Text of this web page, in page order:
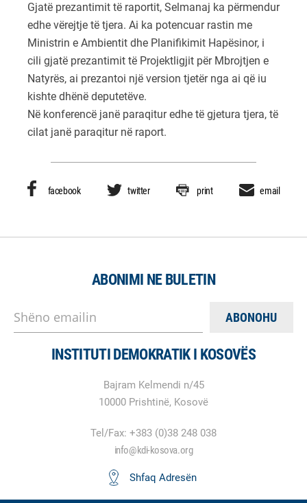
Gjatë prezantimit të raportit, Selmanaj ka përmendur
edhe vërejtje të tjera. Ai ka potencuar rastin me
Ministrin e Ambientit dhe Planifikimit Hapësinor, i
cili gjatë prezantimit të Projektligjit për Mbrojtjen e
Natyrës, ai prezantoi një version tjetër nga ai që iu
kishte dhënë deputetëve.
Në konferencë janë paraqitur edhe të gjetura tjera, të
cilat janë paraqitur në raport.
facebook twitter print email
ABONIMI NE BULETIN
Shëno emailin
INSTITUTI DEMOKRATIK I KOSOVËS
Bajram Kelmendi n/45
10000 Prishtinë, Kosovë
Tel/Fax: +383 (0)38 248 038
info@kdi-kosova.org
Shfaq Adresën